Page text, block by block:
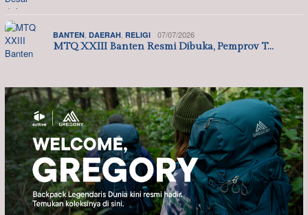
BANTEN DAERAH RELIGI 07/07/2026
MTQ XXIII Banten Resmi Dibuka, Pemprov T…